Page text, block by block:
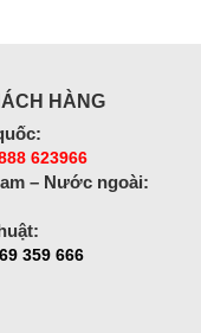
HÀNG
623966
– Nước ngoài:
359 666